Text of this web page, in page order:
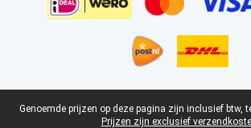
Juridische voettekst
Genoemde prijzen op deze pagina zijn inclusief btw,
Prijzen zijn exclusief